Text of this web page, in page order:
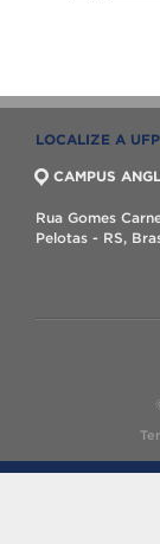
LOCALIZE A
CAMPUS
Rua Gomes
Pelotas - RS,